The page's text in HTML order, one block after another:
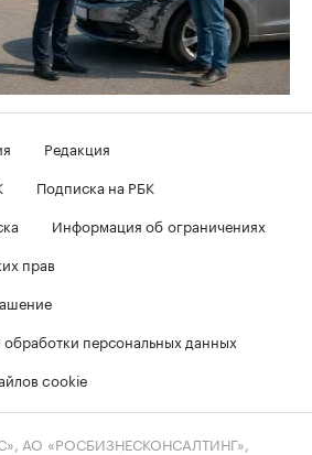
Редакция
Подписка на РБК
Информация об ограничениях
прав
персональных данных
cookie
АО «РОСБИЗНЕСКОНСАЛТИНГ»,